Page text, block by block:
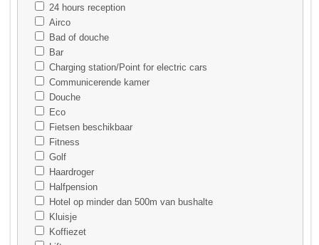
24 hours reception
Airco
Bad of douche
Bar
Charging station/Point for electric cars
Communicerende kamer
Douche
Eco
Fietsen beschikbaar
Fitness
Golf
Haardroger
Halfpension
Hotel op minder dan 500m van bushalte
Kluisje
Koffiezet